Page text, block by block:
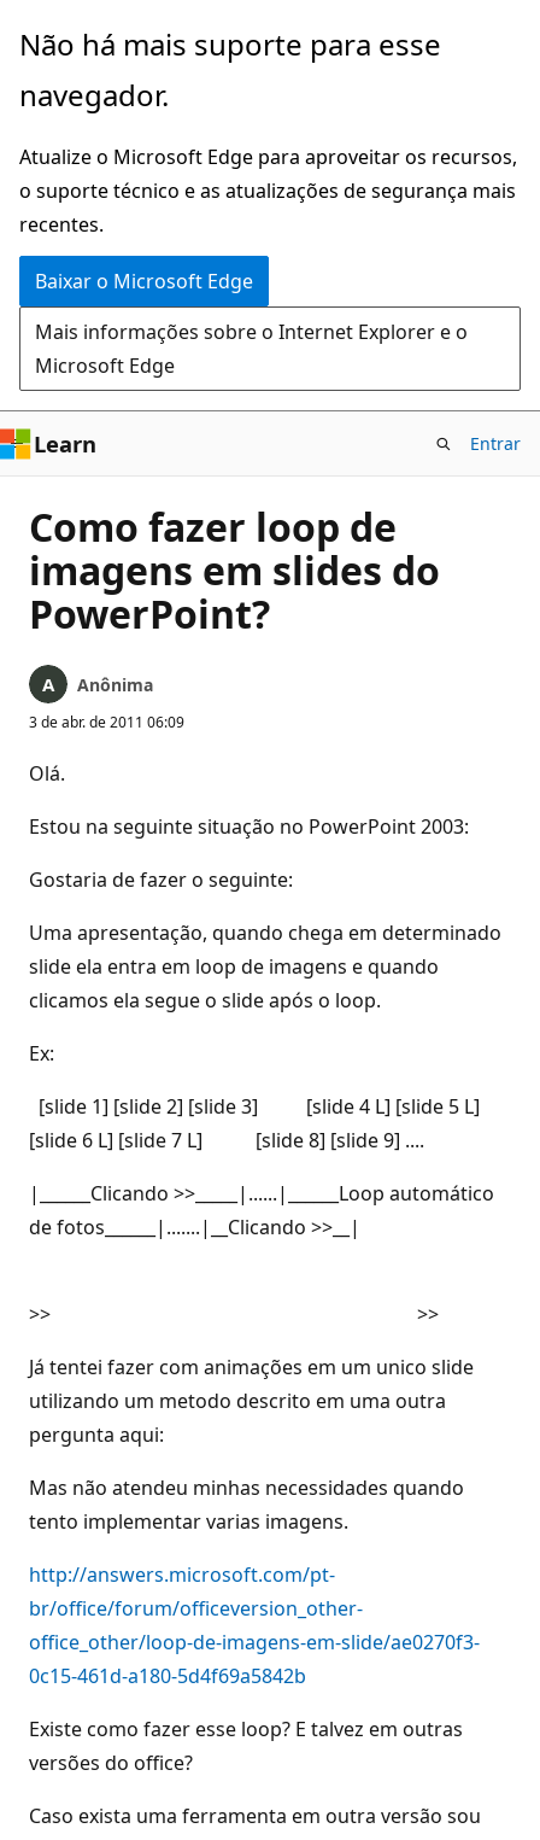
Pular
o
principal
Não há mais suporte para esse
navegador.
Atualize o Microsoft Edge para aproveitar os recursos,
o suporte técnico e as atualizações de segurança mais
recentes.
Baixar o Microsoft Edge
Mais informações sobre o Internet Explorer e o
Microsoft Edge
Learn Entrar
Como fazer loop de
imagens em slides do
PowerPoint?
Anônima
3 de abr. de 2011 06:09
Olá.
Estou na seguinte situação no PowerPoint 2003:
Gostaria de fazer o seguinte:
Uma apresentação, quando chega em determinado
slide ela entra em loop de imagens e quando
clicamos ela segue o slide após o loop.
Ex:
[slide 1] [slide 2] [slide 3] [slide 4 L] [slide 5 L]
[slide 6 L] [slide 7 L] [slide 8] [slide 9] ....
|______Clicando >>_____|......|______Loop automático
de fotos______|.......|__Clicando >>__|
>> >>
Já tentei fazer com animações em um unico slide
utilizando um metodo descrito em uma outra
pergunta aqui:
Mas não atendeu minhas necessidades quando
tento implementar varias imagens.
http://answers.microsoft.com/pt-
br/office/forum/officeversion_other-
office_other/loop-de-imagens-em-slide/ae0270f3-
0c15-461d-a180-5d4f69a5842b
Existe como fazer esse loop? E talvez em outras
versões do office?
Caso exista uma ferramenta em outra versão sou